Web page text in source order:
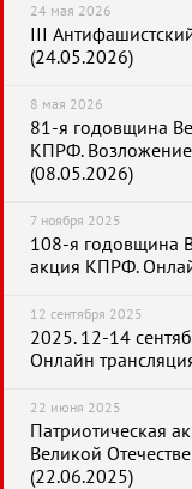
24 мая 2026
III
(24.05.2026)
8 мая 2026
81-я годовщина
КПРФ. Возложение
(08.05.2026)
7 ноября 2025
108-я годовщина
акция КПРФ.
12 сентября 2025
2025. 12-14
Онлайн
22 июня 2025
Патриотическая
Великой
(22.06.2025)